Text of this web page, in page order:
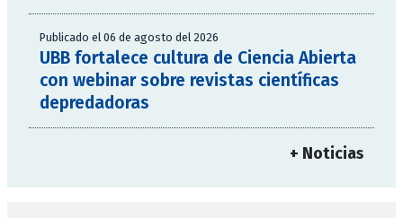
Publicado el 06 de agosto del 2026
UBB fortalece cultura de Ciencia Abierta
con webinar sobre revistas científicas
depredadoras
+ Noticias